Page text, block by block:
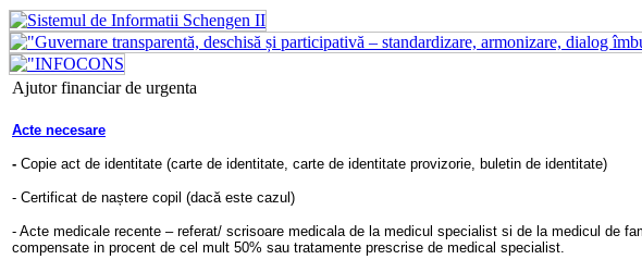
Ajutor financiar de urgenta
Acte necesare
- Copie act de identitate (carte de identitate, carte de identitate provizorie, buletin de identitate)
- Certificat de naștere copil (dacă este cazul)
- Acte medicale recente – referat/ scrisoare medicala de la medicul specialist si de la medicul de
compensate in procent de cel mult 50% sau tratamente prescrise de medical specialist.